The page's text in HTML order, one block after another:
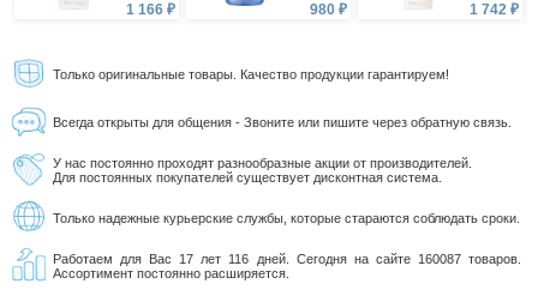
1 166 ₽ 980 ₽ 1 742 ₽
Только оригинальные товары. Качество продукции гарантируем!
Всегда открыты для общения - Звоните или пишите через обратную связь.
У нас постоянно проходят разнообразные акции от производителей.
Для постоянных покупателей существует дисконтная система.
Только надежные курьерские службы, которые стараются соблюдать сроки.
Работаем для Вас 17 лет 116 дней. Сегодня на сайте 160087 товаров.
Ассортимент постоянно расширяется.